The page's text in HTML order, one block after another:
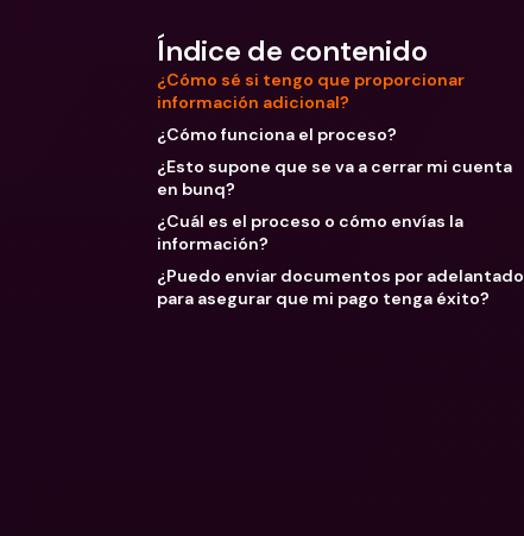
Índice de contenido
¿Cómo sé si tengo que proporcionar
información adicional?
¿Cómo funciona el proceso?
¿Esto supone que se va a cerrar mi cuenta
en bunq?
¿Cuál es el proceso o cómo envías la
información?
¿Puedo enviar documentos por adelantado
para asegurar que mi pago tenga éxito?